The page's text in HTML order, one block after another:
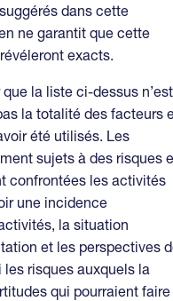
dans cette
ne garantit que cette
exacts.
la liste ci-dessus n’est
la totalité des facteurs
été utilisés. Les
sujets à des risques
confrontées les activités
une incidence
la situation
et les perspectives
risques auxquels la
qui pourraient faire